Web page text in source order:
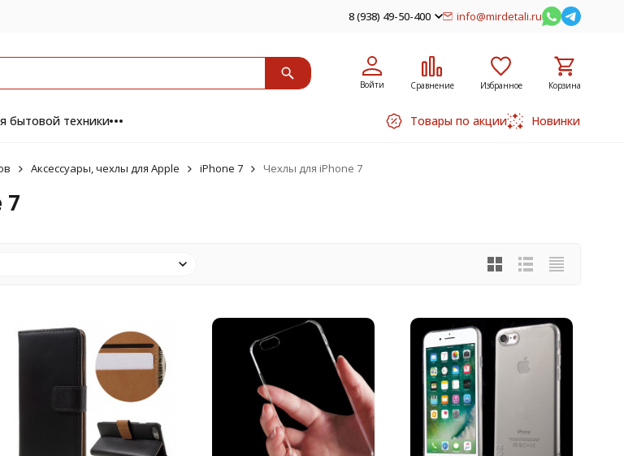
8 (938) 49-50-400 info@mirdetali.ru
Войти Сравнение Избранное Корзина
бытовой техники Товары по акции Новинки
Аксессуары, чехлы для Apple iPhone 7 Чехлы для iPhone 7
7